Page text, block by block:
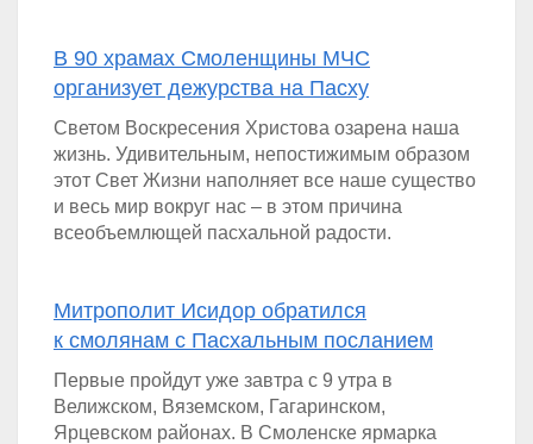
В 90 храмах Смоленщины МЧС
организует дежурства на Пасху
Светом Воскресения Христова озарена наша
жизнь. Удивительным, непостижимым образом
этот Свет Жизни наполняет все наше существо
и весь мир вокруг нас – в этом причина
всеобъемлющей пасхальной радости.
Митрополит Исидор обратился
к смолянам с Пасхальным посланием
Первые пройдут уже завтра с 9 утра в
Велижском, Вяземском, Гагаринском,
Ярцевском районах. В Смоленске ярмарка